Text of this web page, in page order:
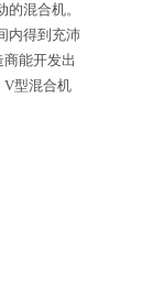
混合机。
内得到充沛
能开发出
V型混合机